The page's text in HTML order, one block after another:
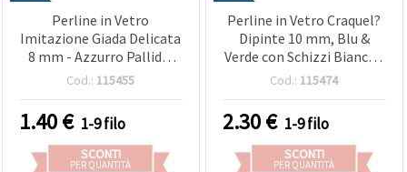
Accetta
tutto
Impostazioni
Perline in Vetro
Imitazione Giada Delicata
8 mm - Azzurro Pallido,
Foro 1 mm, Filo ~105 pz,
dallo Stile Rilassant
Cod.: 115455
1.40€ 1-9 filo
SCONTI
PER QUANTITÀ
Perline in Vetro Craquel?
Dipinte 10 mm, Blu &
Verde con Schizzi Bianchi,
Foro 1 mm, ~85 pz,
Cod.: 115474
2.30€ 1-9 filo
SCONTI
PER QUANTITÀ